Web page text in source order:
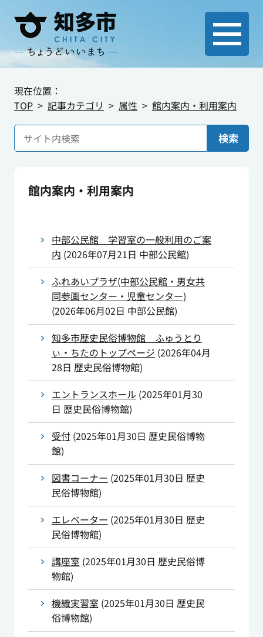
現在位置：
TOP
記事カテゴリ 属性 館内案内・利用案内
検索
館内案内・利用案内
中部公民館 学習室の一般利用のご案
内 (2026年07月21日 中部公民館)
ふれあいプラザ(中部公民館・男女共
同参画センター・児童センター)
(2026年06月02日 中部公民館)
知多市歴史民俗博物館 ふゅうとり
ぃ・ちたのトップページ (2026年04月
28日 歴史民俗博物館)
エントランスホール (2025年01月30
日 歴史民俗博物館)
受付(2025年01月30日 歴史民俗博物
館)
図書コーナー (2025年01月30日 歴史
民俗博物館)
エレベーター (2025年01月30日 歴史
民俗博物館)
講座室 (2025年01月30日 歴史民俗博
物館)
機織実習室 (2025年01月30日 歴史民
俗博物館)